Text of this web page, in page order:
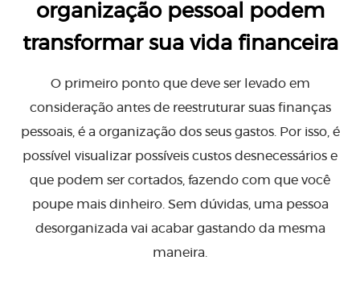
organização pessoal podem
transformar sua vida financeira
O primeiro ponto que deve ser levado em
consideração antes de reestruturar suas finanças
pessoais, é a organização dos seus gastos. Por isso, é
possível visualizar possíveis custos desnecessários e
que podem ser cortados, fazendo com que você
poupe mais dinheiro. Sem dúvidas, uma pessoa
desorganizada vai acabar gastando da mesma
maneira.